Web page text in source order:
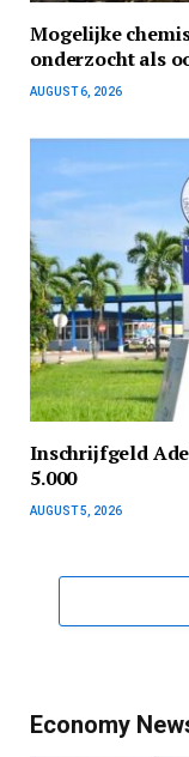
Mogelijke
onderzocht als
AUGUST 6, 2026
Inschrijfgeld
5.000
AUGUST 5, 2026
Economy